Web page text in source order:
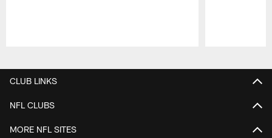
CLUB LINKS
NFL CLUBS
MORE NFL SITES